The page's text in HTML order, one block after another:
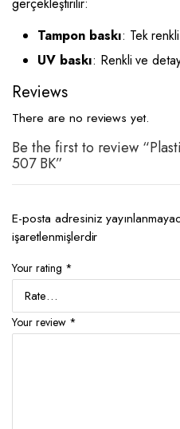
Tampon baskı: Tek
UV baskı: Renkli ve
Reviews
There are no reviews yet.
Be the first to review
507 BK”
E-posta adresiniz
işaretlenmişlerdir
Your rating *
Your review *